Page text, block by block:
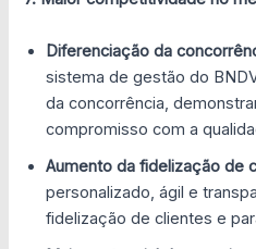
Diferenciação da
sistema de gestão do
da concorrência,
compromisso com a
Aumento da fidelização de
personalizado, ágil e
fidelização de clientes e